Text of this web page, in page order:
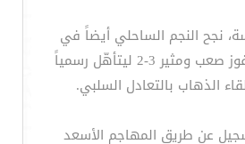
نجح النجم الساحلي أيضاً في
تحويل تأخّره إلى فوز صعب ومثير 3-2 ليتأهّل رسمياً
الذهاب بالتعادل السلبي.
عن طريق المهاجم الأسعد